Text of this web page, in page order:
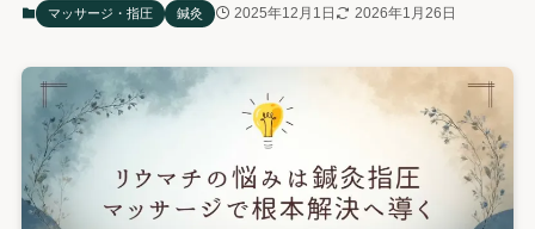
マッサージ・指圧 鍼灸 2025年12月1日 2026年1月26日